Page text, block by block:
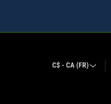
C$ - CA (FR)